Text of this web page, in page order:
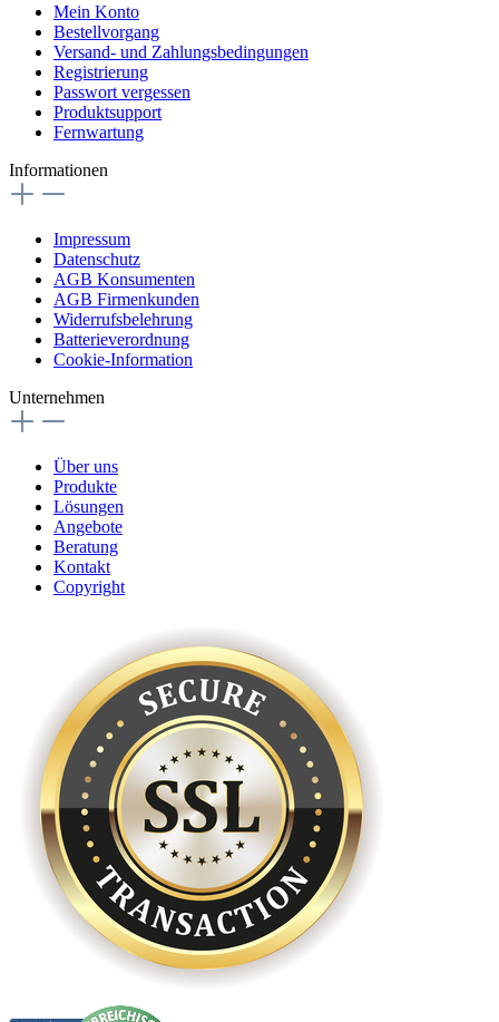
Mein Konto
Bestellvorgang
Versand- und Zahlungsbedingungen
Registrierung
Passwort vergessen
Produktsupport
Fernwartung
Informationen
Impressum
Datenschutz
AGB Konsumenten
AGB Firmenkunden
Widerrufsbelehrung
Batterieverordnung
Cookie-Information
Unternehmen
Über uns
Produkte
Lösungen
Angebote
Beratung
Kontakt
Copyright